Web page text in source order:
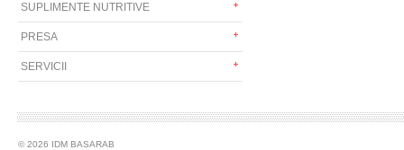
SUPLIMENTE NUTRITIVE
PRESA
SERVICII
© 2026 IDM BASARAB